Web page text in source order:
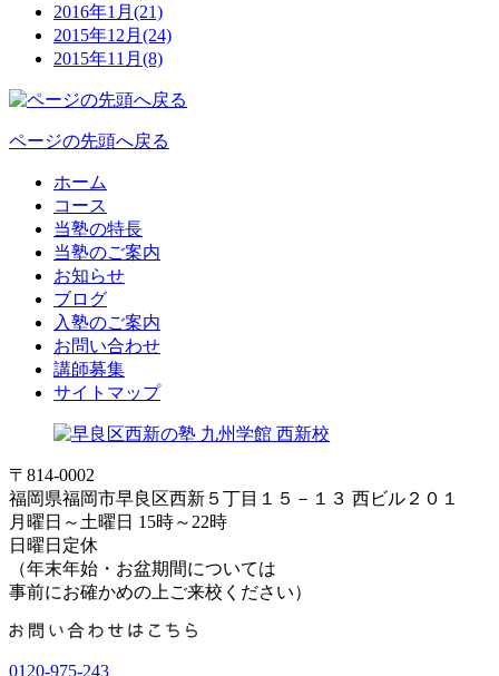
2016年1月(21)
2015年12月(24)
2015年11月(8)
ページの先頭へ戻る
ホーム
コース
当塾の特長
当塾のご案内
お知らせ
ブログ
入塾のご案内
お問い合わせ
講師募集
サイトマップ
〒814-0002
福岡県福岡市早良区西新５丁目１５－１３ 西ビル２０１
月曜日～土曜日 15時～22時
日曜日定休
（年末年始・お盆期間については
事前にお確かめの上ご来校ください）
0120-975-243